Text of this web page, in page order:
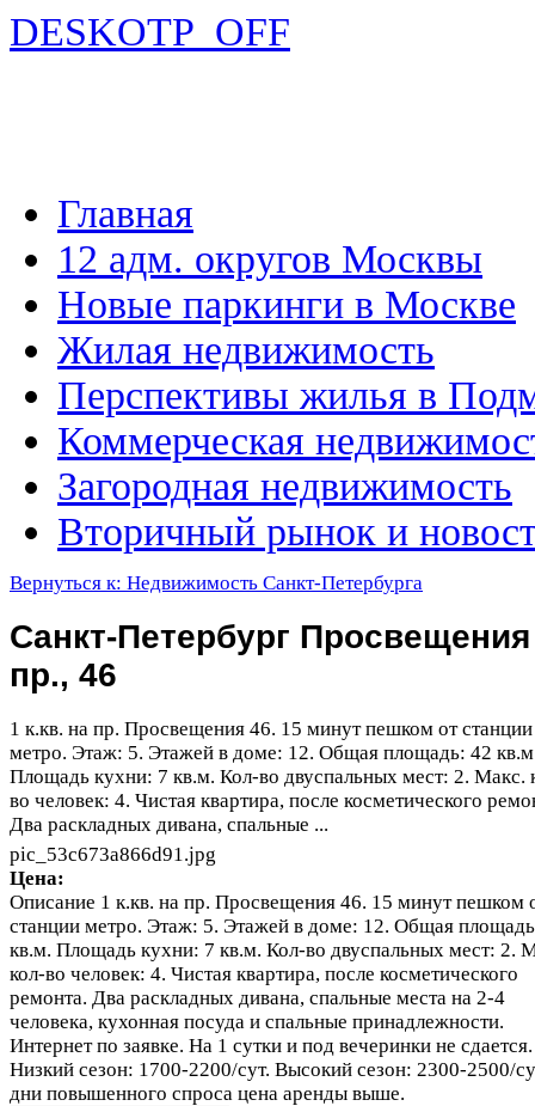
DESKOTP_OFF
Главная
12 адм. округов Москвы
Новые паркинги в Москве
Жилая недвижимость
Перспективы жилья в
Коммерческая
Загородная недвижимость
Вторичный рынок и
Вернуться к: Недвижимость Санкт-Петербурга
Санкт-Петербург Просвещения
пр., 46
1 к.кв. на пр. Просвещения 46. 15 минут пешком от станции
метро. Этаж: 5. Этажей в доме: 12. Общая площадь: 42
Площадь кухни: 7 кв.м. Кол-во двуспальных мест: 2. Макс.
во человек: 4. Чистая квартира, после косметического
Два раскладных дивана, спальные ...
pic_53c673a866d91.jpg
Цена:
Описание 1 к.кв. на пр. Просвещения 46. 15 минут пешком
станции метро. Этаж: 5. Этажей в доме: 12. Общая
кв.м. Площадь кухни: 7 кв.м. Кол-во двуспальных мест: 2.
кол-во человек: 4. Чистая квартира, после косметического
ремонта. Два раскладных дивана, спальные места на 2-4
человека, кухонная посуда и спальные принадлежности.
Интернет по заявке. На 1 сутки и под вечеринки не сдается.
Низкий сезон: 1700-2200/сут. Высокий сезон: 2300-2500/
дни повышенного спроса цена аренды выше.